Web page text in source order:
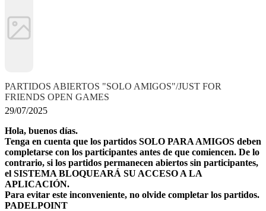
PARTIDOS ABIERTOS "SOLO AMIGOS"/JUST FOR
FRIENDS OPEN GAMES
29/07/2025
Hola, buenos días.
Tenga en cuenta que los partidos SOLO PARA AMIGOS deben
completarse con los participantes antes de que comiencen. De lo
contrario, si los partidos permanecen abiertos sin participantes,
el SISTEMA BLOQUEARÁ SU ACCESO A LA
APLICACIÓN.
Para evitar este inconveniente, no olvide completar los partidos.
PADELPOINT